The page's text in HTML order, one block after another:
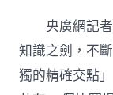
央廣網記者
知識之劍，不
獨的精確交點